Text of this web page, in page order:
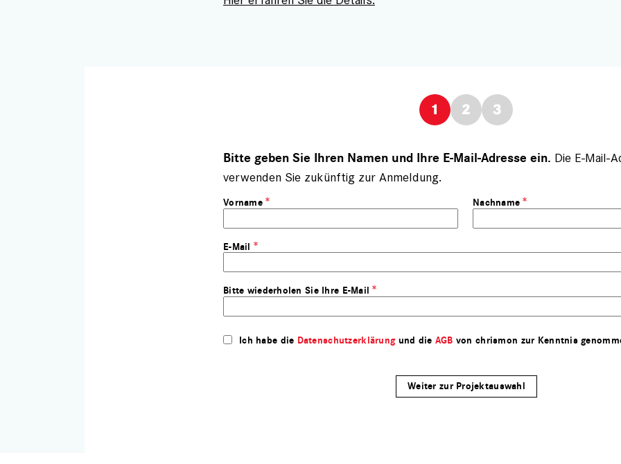
Bitte geben Sie Ihren Namen und Ihre E-Mail-Adresse ein. Die E-Mail-
verwenden Sie zukünftig zur Anmeldung.
Vorname Nachname
E-Mail
Bitte wiederholen Sie Ihre E-Mail
Ich habe die Datenschutzerklärungund die AGB von chrismon zur Kenntnis